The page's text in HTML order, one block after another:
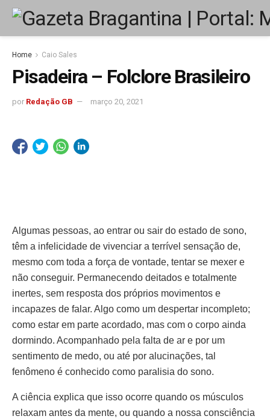
Home Caio Sales
Pisadeira – Folclore Brasileiro
por Redação GB março 20, 2021
Algumas pessoas, ao entrar ou sair do estado de sono,
têm a infelicidade de vivenciar a terrível sensação de,
mesmo com toda a força de vontade, tentar se mexer e
não conseguir. Permanecendo deitados e totalmente
inertes, sem resposta dos próprios movimentos e
incapazes de falar. Algo como um despertar incompleto;
como estar em parte acordado, mas com o corpo ainda
dormindo. Acompanhado pela falta de ar e por um
sentimento de medo, ou até por alucinações, tal
fenômeno é conhecido como paralisia do sono.
A ciência explica que isso ocorre quando os músculos
relaxam antes da mente, ou quando a nossa consciência